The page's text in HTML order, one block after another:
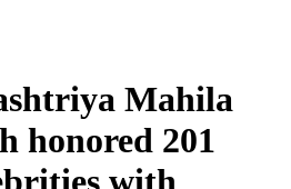
Mahila
honored 201